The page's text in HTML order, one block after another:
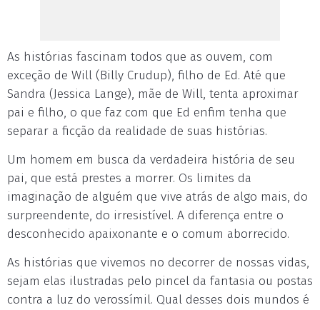
As histórias fascinam todos que as ouvem, com
exceção de Will (Billy Crudup), filho de Ed. Até que
Sandra (Jessica Lange), mãe de Will, tenta aproximar
pai e filho, o que faz com que Ed enfim tenha que
separar a ficção da realidade de suas histórias.
Um homem em busca da verdadeira história de seu
pai, que está prestes a morrer. Os limites da
imaginação de alguém que vive atrás de algo mais, do
surpreendente, do irresistível. A diferença entre o
desconhecido apaixonante e o comum aborrecido.
As histórias que vivemos no decorrer de nossas vidas,
sejam elas ilustradas pelo pincel da fantasia ou postas
contra a luz do verossímil. Qual desses dois mundos é